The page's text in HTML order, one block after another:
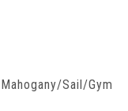
Sail/Gym